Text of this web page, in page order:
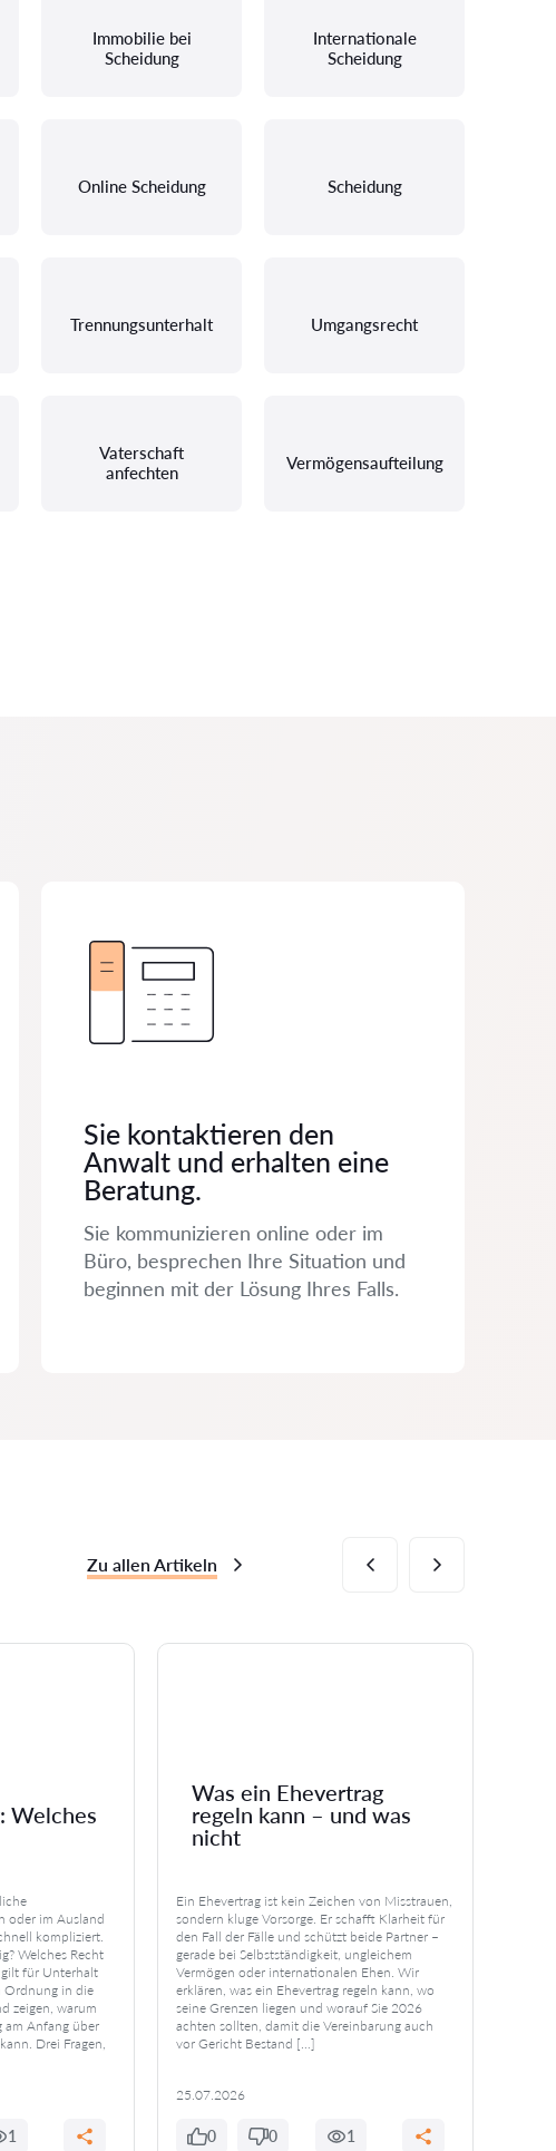
Immobilie bei
Scheidung
Internationale
Scheidung
Online Scheidung Scheidung
Trennungsunterhalt Umgangsrecht
Vaterschaft
anfechten
Vermögensaufteilung
Sie kontaktieren den
Anwalt und erhalten eine
Beratung.
Sie kommunizieren online oder im
Büro, besprechen Ihre Situation und
beginnen mit der Lösung Ihres Falls.
Zu allen Artikeln
Welches
oder im Ausland
kompliziert.
Welches Recht
für Unterhalt
Ordnung in die
zeigen, warum
am Anfang über
Drei Fragen,
1
Was ein Ehevertrag
regeln kann – und was
nicht
Ein Ehevertrag ist kein Zeichen von Misstrauen,
sondern kluge Vorsorge. Er schafft Klarheit für
den Fall der Fälle und schützt beide Partner –
gerade bei Selbstständigkeit, ungleichem
Vermögen oder internationalen Ehen. Wir
erklären, was ein Ehevertrag regeln kann, wo
seine Grenzen liegen und worauf Sie 2026
achten sollten, damit die Vereinbarung auch
vor Gericht Bestand […]
25.07.2026
0 0 1